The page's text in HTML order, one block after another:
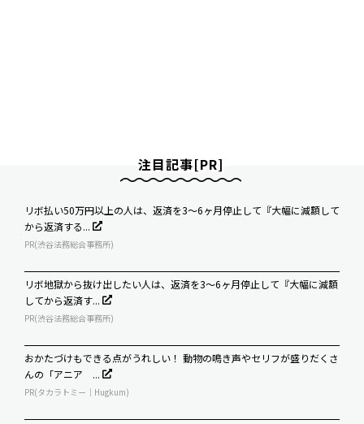
注目記事[PR]
リボ払い50万円以上の人は、返済を3～6ヶ月停止して『大幅に減額して
から返済する...
PR(渋谷法務総合事務所)
リボ地獄から抜け出したい人は、返済を3～6ヶ月停止して『大幅に減額
してから返済す...
PR(渋谷法務総合事務所)
おかたづけもできる点がうれしい！ 動物の鳴き声やセリフが盛りだくさ
んの「アニア ...
PR(タカラトミー｜Hugkum)